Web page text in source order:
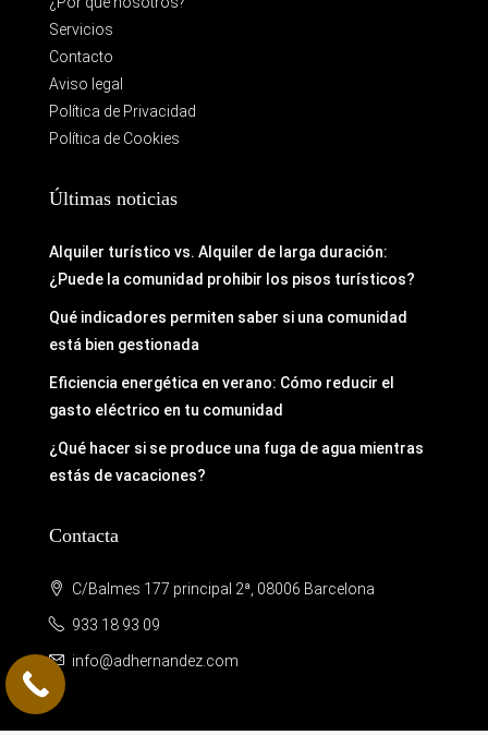
Servicios
Contacto
Aviso legal
Política de Privacidad
Política de Cookies
Últimas noticias
Alquiler turístico vs. Alquiler de larga duración:
¿Puede la comunidad prohibir los pisos turísticos?
Qué indicadores permiten saber si una comunidad
está bien gestionada
Eficiencia energética en verano: Cómo reducir el
gasto eléctrico en tu comunidad
¿Qué hacer si se produce una fuga de agua mientras
estás de vacaciones?
Contacta
C/Balmes 177 principal 2ª, 08006 Barcelona
933 18 93 09
info@adhernandez.com